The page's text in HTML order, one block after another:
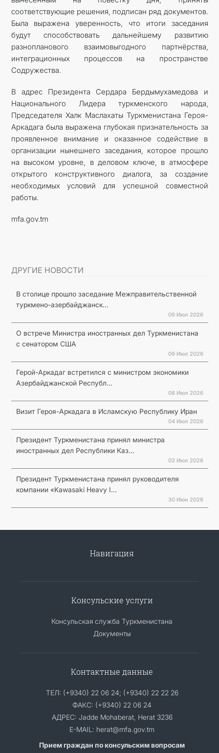
соответствующие решения, подписан ряд документов.
Была выражена уверенность, что итоги заседания
будут способствовать дальнейшему развитию
разнопланового взаимовыгодного партнёрства,
интеграционных процессов на пространстве
Содружества.
В адрес Президента Сердара Бердымухамедова и
Национального Лидера туркменского народа,
Председателя Халк Маслахаты Туркменистана Героя-
Аркадага была выражена глубокая признательность за
проявленное внимание и оказанное содействие в
организации нынешнего заседания, которое прошло
на высоком уровне, в деловом ключе, в атмосфере
открытого конструктивного диалога, за создание
необходимых условий для успешной совместной
работы.
mfa.gov.tm
ДРУГИЕ НОВОСТИ
В столице прошло заседание Межправительственной
туркмено-азербайджанск...
09 Июл 2026
О встрече Министра иностранных дел Туркменистана
с сенатором США
09 Июл 2026
Герой-Аркадаг встретился с министром экономики
Азербайджанской Республ...
08 Июл 2026
Визит Героя-Аркадага в Исламскую Республику Иран
04 Июл 2026
Президент Туркменистана принял министра
иностранных дел Республики Каз...
02 Июл 2026
Президент Туркменистана принял руководителя
компании «Kawasaki Heavy I...
30 Июн 2026
Навигация
Консульские услуги
Консульская служба Туркменистана
Документы
Контактные данные
ТЕЛ: (+9340) 22 06 24; (+9340) 22 22 26
ФАКС: (+9340) 22 06 24
АДРЕС: Jadde Mohaberat, Herat 3236
E-MAIL: herat@mfa.gov.tm
Прием граждан по консульским вопросам